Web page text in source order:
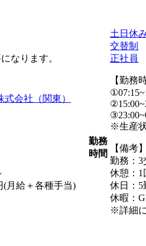
なります。
会社（関東）
(月給＋各種手当)
勤務
時間
土日休
交替制
正社員
【勤務
※生産
【備考】
勤務：3
休憩：1
休日：5
休暇：
※詳細